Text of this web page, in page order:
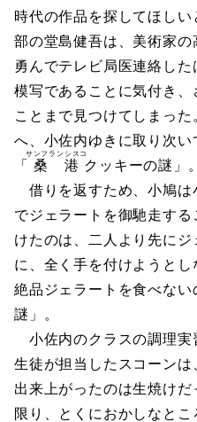
時代の作品を探してほし
部の堂島健吾は、美術家
勇んでテレビ局医連絡し
模写であることに気付き
ことまで見つけてしまっ
へ、小佐内ゆきに取り次い
「
桑港
サンフランシスコ
クッキーの謎」。
借りを返すため、小鳩は
でジェラートを御馳走す
けたのは、二人より先に
に、全く手を付けようと
絶品ジェラートを食べない
謎」。
小佐内のクラスの調理実
生徒が担当したスコーン
出来上がったのは生焼け
限り、とくにおかしなと